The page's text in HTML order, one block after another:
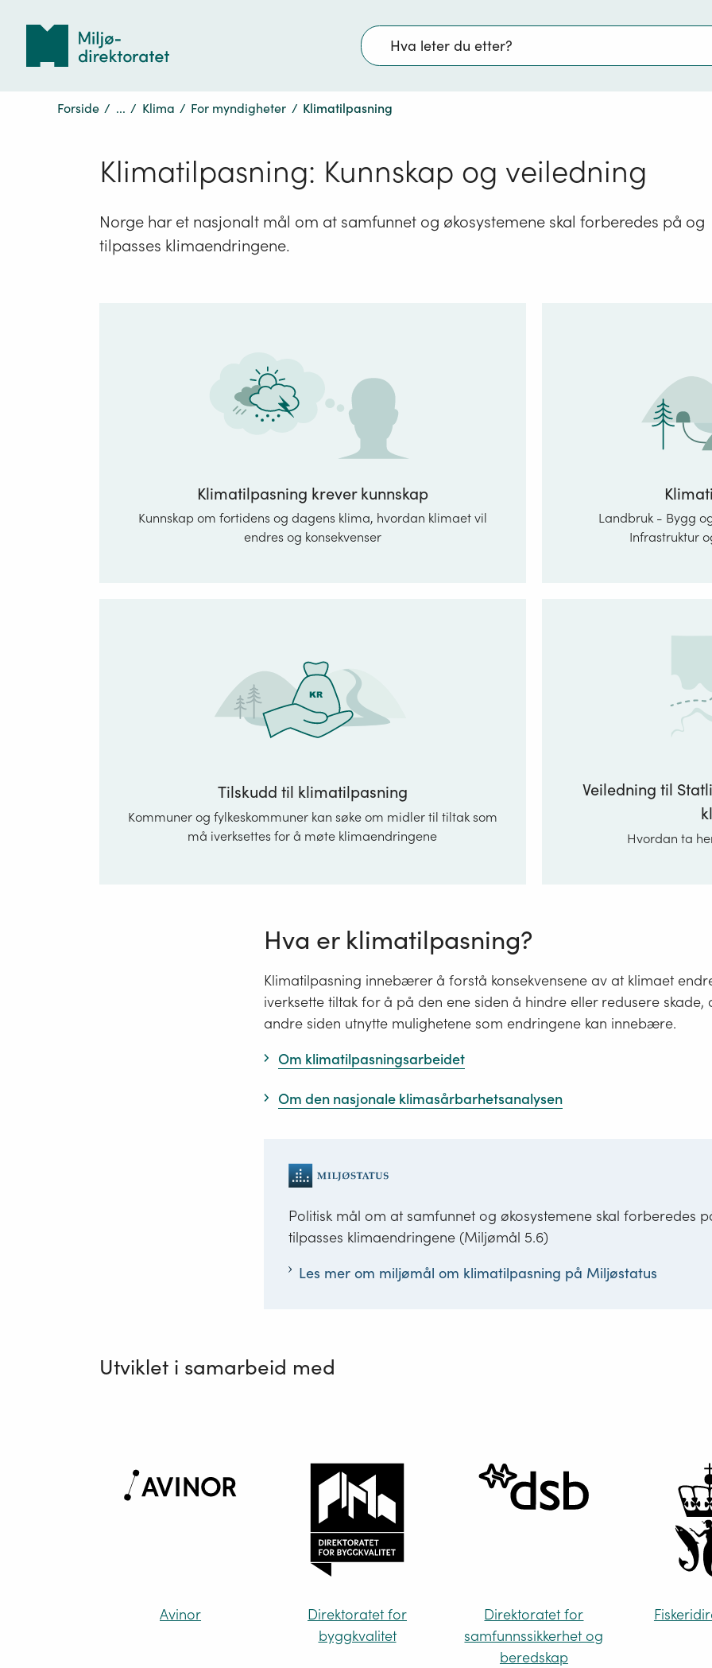
Søk
Forside / ... / Klima / For myndigheter / Klimatilpasning
Klimatilpasning: Kunnskap og veiledning
Norge har et nasjonalt mål om at samfunnet og økosystemene skal forberedes på og
tilpasses klimaendringene.
Klimatilpasning krever kunnskap
Kunnskap om fortidens og dagens klima, hvordan klimaet vil
endres og konsekvenser
Landbruk - Bygg
Infrastruktur
Tilskudd til klimatilpasning
Kommuner og fylkeskommuner kan søke om midler til tiltak som
må iverksettes for å møte klimaendringene
Veiledning til
Hvordan ta
Hva er klimatilpasning?
Klimatilpasning innebærer å forstå konsekvensene av at klimaet
iverksette tiltak for å på den ene siden å hindre eller redusere skade,
andre siden utnytte mulighetene som endringene kan innebære.
Om klimatilpasningsarbeidet
Om den nasjonale klimasårbarhetsanalysen
Politisk mål om at samfunnet og økosystemene skal forberedes
tilpasses klimaendringene (Miljømål 5.6)
Les mer om miljømål om klimatilpasning på Miljøstatus
Utviklet i samarbeid med
Avinor
Direktoratet for
byggkvalitet
Direktoratet for
samfunnssikkerhet og
beredskap